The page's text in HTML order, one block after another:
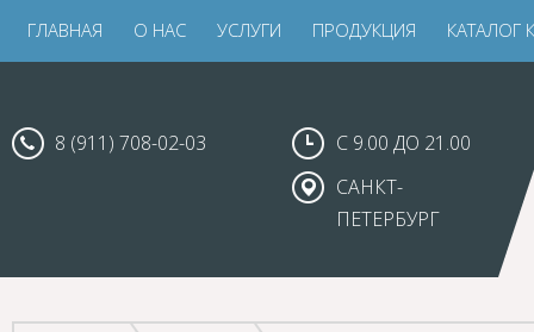
ГЛАВНАЯ О НАС УСЛУГИ ПРОДУКЦИЯ КАТАЛОГ
8 (911) 708-02-03
С 9.00 ДО 21.00
САНКТ-
ПЕТЕРБУРГ